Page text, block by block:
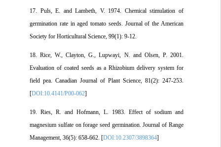
17. Puls, E. and Lambeth, V. 1974. Chemical stimulation of
germination rate in aged tomato seeds. Journal of the American
Society for Horticultural Science, 99(1): 9-12.
18. Rice, W., Clayton, G., Lupwayi, N. and Olsen, P. 2001.
Evaluation of coated seeds as a Rhizobium delivery system for
field pea. Canadian Journal of Plant Science, 81(2): 247-253.
[DOI:10.4141/P00-062
19. Ries, R. and Hofmann, L. 1983. Effect of sodium and
magnesium sulfate on forage seed germination. Journal of Range
Management, 36(5): 658-662. [DOI:10.2307/3898364